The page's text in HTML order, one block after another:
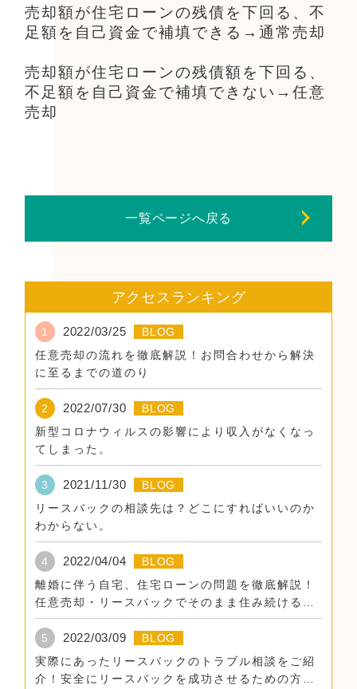
売却額が住宅ローンの残債を下回る、不
足額を自己資金で補填できる→通常売却
売却額が住宅ローンの残債額を下回る、
不足額を自己資金で補填できない→任意
売却
一覧ページへ戻る
アクセスランキング
1 2022/03/25
BLOG
任意売却の流れを徹底解説！お問合わせから解決
に至るまでの道のり
2 2022/07/30
BLOG
新型コロナウィルスの影響により収入がなくなっ
てしまった。
3 2021/11/30
BLOG
リースバックの相談先は？どこにすればいいのか
わからない。
4 2022/04/04
BLOG
離婚に伴う自宅、住宅ローンの問題を徹底解説！
任意売却・リースバックでそのまま住み続けるた
めに。
5
2022/03/09
BLOG
実際にあったリースバックのトラブル相談をご紹
介！安全にリースバックを成功させるための方